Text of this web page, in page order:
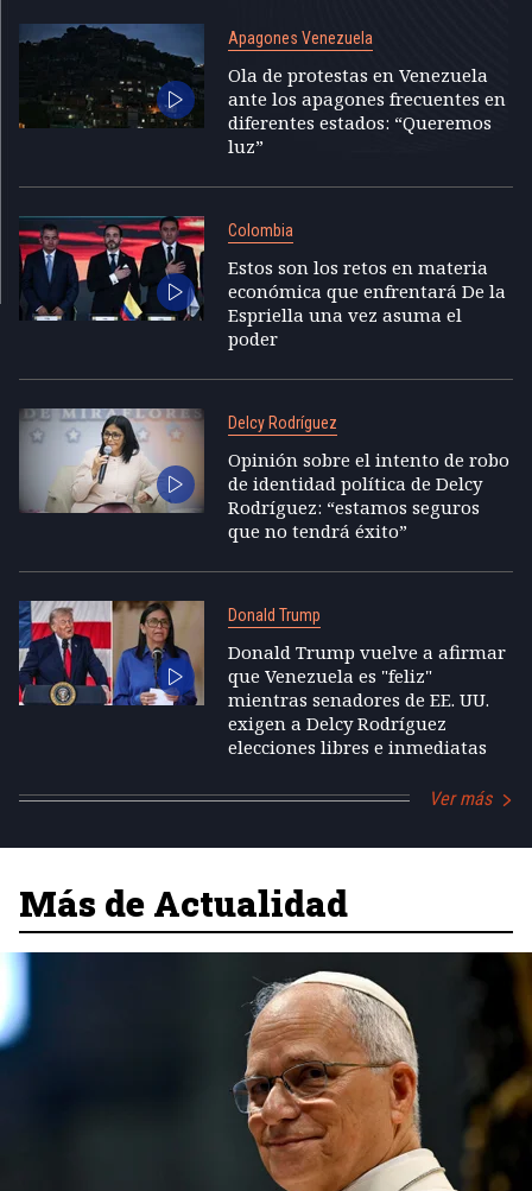
Apagones Venezuela
Ola de protestas en Venezuela
ante los apagones frecuentes en
diferentes estados: “Queremos
luz”
Colombia
Estos son los retos en materia
económica que enfrentará De la
Espriella una vez asuma el
poder
Delcy Rodríguez
Opinión sobre el intento de robo
de identidad política de Delcy
Rodríguez: “estamos seguros
que no tendrá éxito”
Donald Trump
Donald Trump vuelve a afirmar
que Venezuela es "feliz"
mientras senadores de EE. UU.
exigen a Delcy Rodríguez
elecciones libres e inmediatas
Ver más
Más de Actualidad